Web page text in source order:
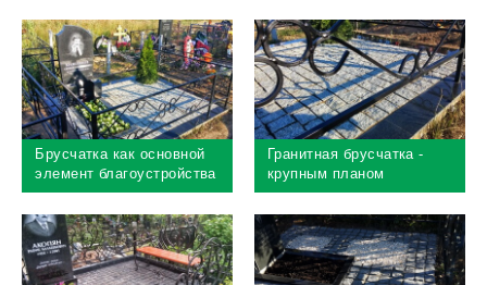
Брусчатка как основной
элемент благоустройства
могилы
Гранитная брусчатка -
крупным планом